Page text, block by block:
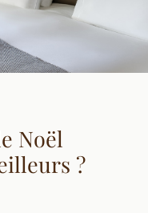
Noël
?